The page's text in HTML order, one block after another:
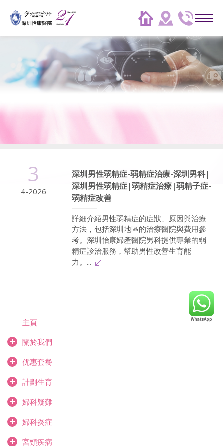
3
4-2026
深圳男性弱精症-弱精症治療-深圳男科|
深圳男性弱精症|弱精症治療|弱精子症-
弱精症改善
詳細介紹男性弱精症的症狀、原因與治療
方法，包括深圳地區的治療醫院與費用參
考。深圳怡康婦產醫院男科提供專業的弱
精症診治服務，幫助男性改善生育能
力。...
主頁
關於我們
优惠套餐
計劃生育
婦科疑難
婦科炎症
宮頸疾病